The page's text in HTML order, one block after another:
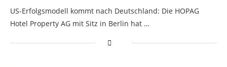
US-Erfolgsmodell kommt nach Deutschland: Die HOPAG
Hotel Property AG mit Sitz in Berlin hat …